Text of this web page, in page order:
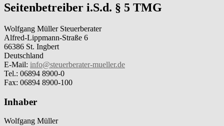
Seitenbetreiber i.S.d. § 5 TMG
Wolfgang Müller Steuerberater
Alfred-Lippmann-Straße 6
66386 St. Ingbert
Deutschland
E-Mail: info@steuerberater-mueller.de
Tel.: 06894 8900-0
Fax: 06894 8900-100
Inhaber
Wolfgang Müller